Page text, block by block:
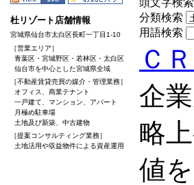
頭文字検索
分類検索
用語検索
Ｃ
企
略
値
杜リゾート店舗情報
宮城県仙台市太白区長町一丁目1-10
［営業エリア］
青葉区・宮城野区・若林区・太白区
仙台市を中心とした宮城県全域
［不動産賃貸売買の媒介・管理業務］
オフィス、商業テナント
一戸建て、マンション、アパート
月極め駐車場
土地及び新築、中古建物
［提案コンサルティング業務］
土地活用や収益物件による資産運用